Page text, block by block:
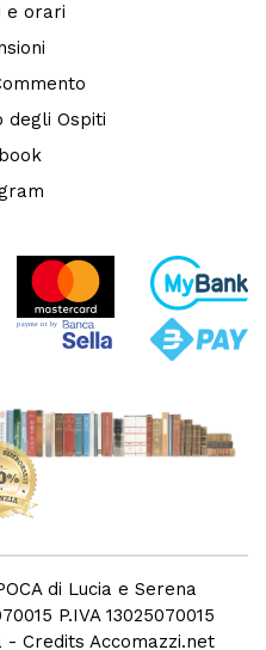
e orari
degli Ospiti
di Lucia e Serena
P.IVA 13025070015
- Credits Accomazzi.net